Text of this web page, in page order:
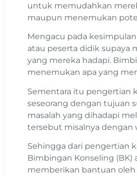
untuk memudahkan
maupun menemukan
Mengacu pada
atau peserta didik supaya
yang mereka hadapi.
menemukan apa yang
Sementara itu pengertian
seseorang dengan tujuan
masalah yang dihadapi
tersebut misalnya dengan
Sehingga dari pengertian
Bimbingan Konseling
memberikan bantuan